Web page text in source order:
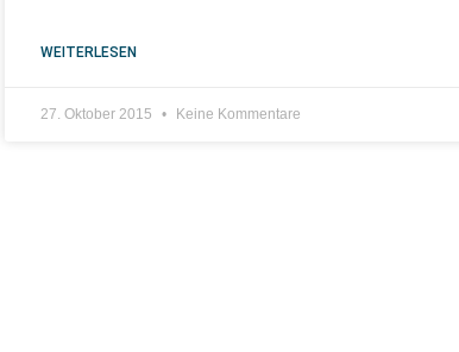
WEITERLESEN
27. Oktober 2015 Keine Kommentare